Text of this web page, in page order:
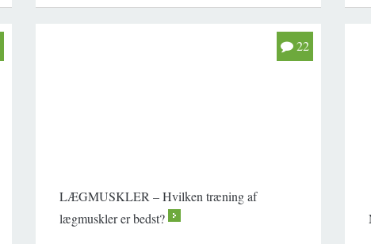
LÆGMUSKLER – Hvilken træning af
lægmuskler er bedst?
22